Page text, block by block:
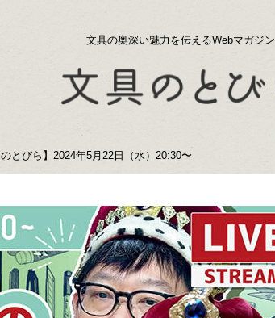
文具の奥深い魅力を伝えるWebマガジン
とびら】2024年5月22日（水）20:30〜